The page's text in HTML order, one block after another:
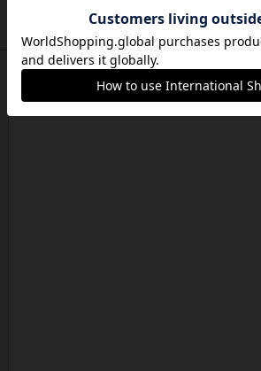
約6時間前by ジェイとと